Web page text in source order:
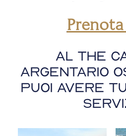
Al The
Argentario
puoi avere